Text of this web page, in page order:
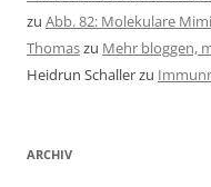
zu Abb. 82: Molekulare
Thomaszu Mehr bloggen,
Heidrun Schallerzu
ARCHIV